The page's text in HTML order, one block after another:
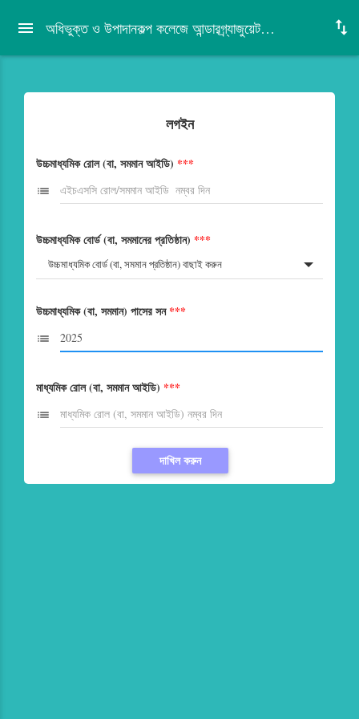
অধিভুক্ত ও উপাদানকল্প কলেজে আন্ডারগ্র্যাজুয়েট প্রোগ্রামে ভর্তি আবেদন ২০২৫-২৬, ঢাকা বিশ্ববিদ্যালয়
লগইন
উচ্চমাধ্যমিক রোল (বা, সমমান আইডি) ***
list
উচ্চমাধ্যমিক বোর্ড (বা, সমমানের প্রতিষ্ঠান) ***
উচ্চমাধ্যমিক বোর্ড (বা, সমমান প্রতিষ্ঠান) বাছাই করুন
উচ্চমাধ্যমিক (বা, সমমান) পাসের সন***
list
মাধ্যমিক রোল (বা, সমমান আইডি) ***
list
দাখিল করুন